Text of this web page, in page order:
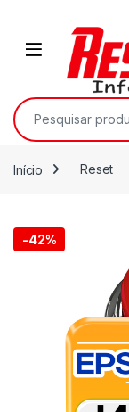
Início Reset
-42%